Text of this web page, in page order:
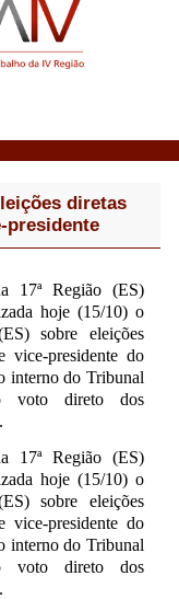
diretas
presidente
17ª Região (ES)
hoje (15/10) o
sobre eleições
vice-presidente do
interno do Tribunal
voto direto dos
17ª Região (ES)
hoje (15/10) o
sobre eleições
vice-presidente do
interno do Tribunal
voto direto dos